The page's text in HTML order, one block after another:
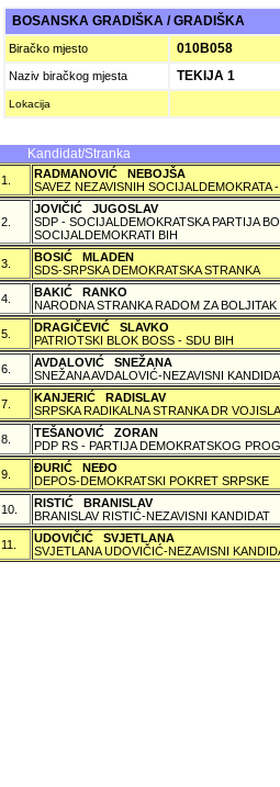
BOSANSKA GRADIŠKA / GRADIŠKA
Biračko mjesto 010B058
Naziv biračkog mjesta TEKIJA 1
Lokacija
Kandidat/Stranka
1.
RADMANOVIĆ NEBOJŠA
SAVEZ NEZAVISNIH SOCIJALDEMOKRATA
2.
JOVIČIĆ JUGOSLAV
SDP - SOCIJALDEMOKRATSKA PARTIJA
SOCIJALDEMOKRATI BIH
3.
BOSIĆ MLADEN
SDS-SRPSKA DEMOKRATSKA STRANKA
4.
BAKIĆ RANKO
NARODNA STRANKA RADOM ZA BOLJITAK
5.
DRAGIČEVIĆ SLAVKO
PATRIOTSKI BLOK BOSS - SDU BIH
6.
AVDALOVIĆ SNEŽANA
SNEŽANA AVDALOVIĆ-NEZAVISNI
7.
KANJERIĆ RADISLAV
SRPSKA RADIKALNA STRANKA DR
8.
TEŠANOVIĆ ZORAN
PDP RS - PARTIJA DEMOKRATSKOG
9.
ÐURIĆ NEÐO
DEPOS-DEMOKRATSKI POKRET SRPSKE
10.
RISTIĆ BRANISLAV
BRANISLAV RISTIĆ-NEZAVISNI KANDIDAT
11.
UDOVIČIĆ SVJETLANA
SVJETLANA UDOVIČIĆ-NEZAVISNI